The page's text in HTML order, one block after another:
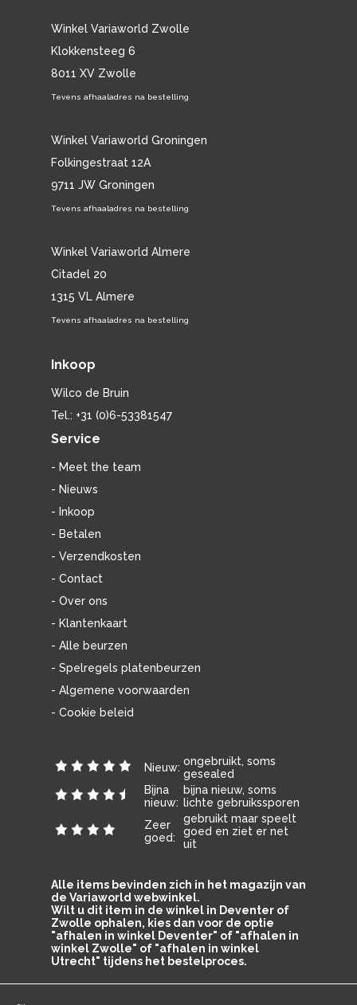
Winkel Variaworld Zwolle
Klokkensteeg 6
8011 XV Zwolle
Tevens afhaaladres na bestelling
Winkel Variaworld Groningen
Folkingestraat 12A
9711 JW Groningen
Tevens afhaaladres na bestelling
Winkel Variaworld Almere
Citadel 20
1315 VL Almere
Tevens afhaaladres na bestelling
Inkoop
Wilco de Bruin
Tel.: +31 (0)6-53381547
Service
- Meet the team
- Nieuws
- Inkoop
- Betalen
- Verzendkosten
- Contact
- Over ons
- Klantenkaart
- Alle beurzen
- Spelregels platenbeurzen
- Algemene voorwaarden
- Cookie beleid
Nieuw: ongebruikt, soms
gesealed
Bijna
nieuw:
bijna nieuw, soms
lichte gebruikssporen
Zeer
goed:
gebruikt maar speelt
goed en ziet er net
uit
Alle items bevinden zich in het magazijn van
de Variaworld webwinkel.
Wilt u dit item in de winkel in Deventer of
Zwolle ophalen, kies dan voor de optie
"afhalen in winkel Deventer" of "afhalen in
winkel Zwolle" of "afhalen in winkel
Utrecht" tijdens het bestelproces.